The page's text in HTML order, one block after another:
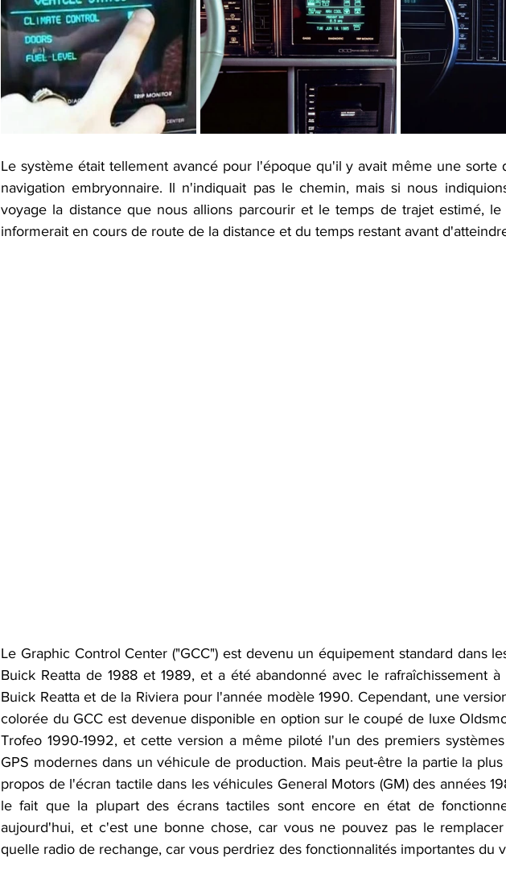
Le système était tellement avancé pour l'époque qu'il y avait même une sorte
navigation embryonnaire. Il n'indiquait pas le chemin, mais si nous
voyage la distance que nous allions parcourir et le temps de trajet estimé, le
informerait en cours de route de la distance et du temps restant avant
Le Graphic Control Center ("GCC") est devenu un équipement standard dans
Buick Reatta de 1988 et 1989, et a été abandonné avec le rafraîchissement
Buick Reatta et de la Riviera pour l'année modèle 1990. Cependant, une
colorée du GCC est devenue disponible en option sur le coupé de luxe
Trofeo 1990-1992, et cette version a même piloté l'un des premiers
GPS modernes dans un véhicule de production. Mais peut-être la partie la
propos de l'écran tactile dans les véhicules General Motors (GM) des années
le fait que la plupart des écrans tactiles sont encore en état de
aujourd'hui, et c'est une bonne chose, car vous ne pouvez pas le
quelle radio de rechange, car vous perdriez des fonctionnalités importantes du